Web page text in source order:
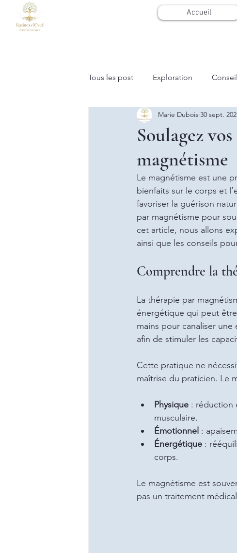
Accueil
Tous les post Exploration
Soulagez
magnétisme
Marie Dubois 30 sept.
Le magnétisme est une
bienfaits sur le corps et
favoriser la guérison
par magnétisme pour
cet article, nous allons
ainsi que les conseils
Comprendre la
La thérapie par
énergétique qui peut
mains pour canaliser
afin de stimuler les
Cette pratique ne
maîtrise du praticien. Le
Physique : réduction
musculaire.
Émotionnel :
Énergétique :
corps.
Le magnétisme est
pas un traitement